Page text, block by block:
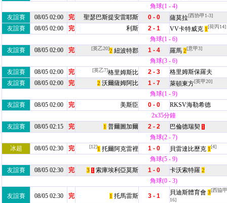
角球(1 - 4)
友誼賽
08/05 02:00 完 聖瑟巴斯提安雷耶斯 0 - 0 薩莫拉[西协甲1-3]
友誼賽 08/05 02:00 完 利斯 2 - 1 VV卡特威克 1[荷丙14]
角球(1 - 6)
友誼賽
08/05 02:00 完 [英乙20]2 紐波特郡 1 - 4 羅馬 2[意甲3]
角球(3 - 6)
友誼賽
08/05 02:00 完 [英乙7]格里姆斯比 2 - 3
格里姆斯保羅夫
友誼賽
08/05 02:00 完 2 沃爾薩姆阿比 1 - 7 萊頓東方[英甲20]
角球(1 - 9)
友誼賽
08/05 02:00 完 美斯臣 0 - 0
RKSV海勒希德
2x35分鐘
友誼賽
08/05 02:15 完 1 普爾圖加爾 2 - 2 巴倫德瑞契 1
角球(2 - 7)
冰超
08/05 02:30 完 [12]1 托爾阿克雷裡 1 - 0 貝雷達比歷克 1[4]
角球(5 - 9)
友誼賽
08/05 02:30 完 3 1 索庫埃利亞莫斯 1 - 0 卡沃索特羅 2
角球(0 - 3)
友誼賽 08/05 02:30 完 1 托馬雷斯 3 - 1 貝迪斯體育會 3[西協
16]